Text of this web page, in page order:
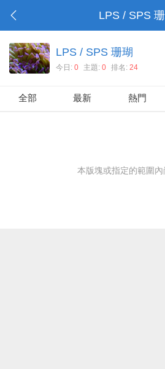
LPS / SPS
LPS / SPS 珊瑚
今日: 0 主題: 0 排名: 24
全部 最新 熱門
本版塊或指定的範圍內